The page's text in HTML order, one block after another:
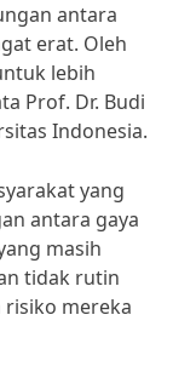
antara
erat. Oleh
lebih
Prof. Dr. Budi
Indonesia.
yang
antara gaya
masih
tidak rutin
mereka